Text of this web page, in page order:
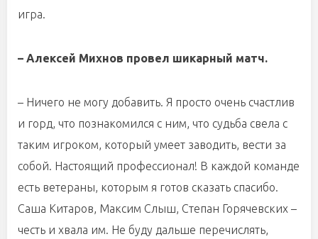
игра.
– Алексей Михнов провел шикарный матч.
– Ничего не могу добавить. Я просто очень счастлив
и горд, что познакомился с ним, что судьба свела с
таким игроком, который умеет заводить, вести за
собой. Настоящий профессионал! В каждой команде
есть ветераны, которым я готов сказать спасибо.
Саша Китаров, Максим Слыш, Степан Горячевских –
честь и хвала им. Не буду дальше перечислять,